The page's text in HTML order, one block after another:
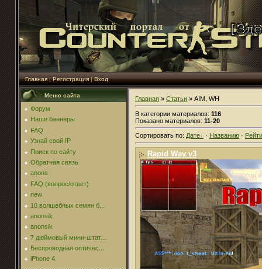
Главная|Регистрация|Вход
Меню сайта
Форум
Наши баннеры
FAQ
Узнай свой IP
Поиск по сайту
Обратная связь
anons
FAQ (вопрос/ответ)
new
10 волшебных семян б...
anonsik
anonsik
7 дюймовый мини-штат...
Беспроводная оптичес...
iPhone 4
Главная » Статьи » AIM, WH
В категории материалов: 116
Показано материалов: 11-20
Сортировать по: Дате · Названию ·
Rapid Way v3